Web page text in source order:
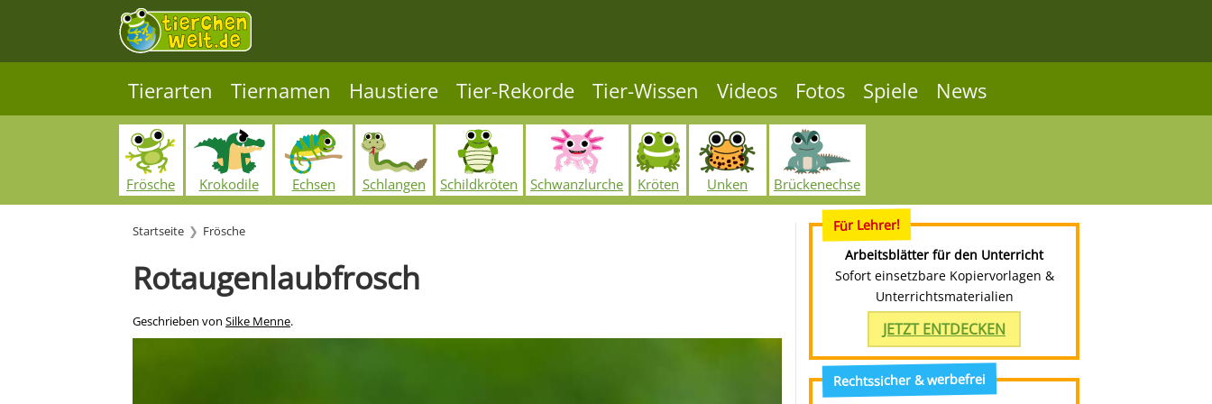
Tierarten Tiernamen Haustiere Tier-Rekorde Tier-Wissen Videos Fotos Spiele News
Frösche Krokodile Echsen Schlangen Schildkröten Schwanzlurche Kröten Unken Brückenechse
Startseite Frösche
Rotaugenlaubfrosch
Geschrieben von Silke Menne.
Für Lehrer!
Arbeitsblätter für den Unterricht
Sofort einsetzbare Kopiervorlagen &
Unterrichtsmaterialien
JETZT ENTDECKEN
Rechtssicher & werbefrei